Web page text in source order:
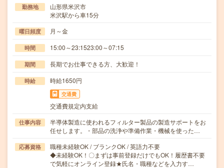
勤務地
山形県米沢市
米沢駅から車15分
曜日頻度 月～金
時間 15:00～23:1523:00～07:15
期間 長期でお仕事できる方、大歓迎！
時給 時給1650円
交通費
交通費規定内支給
仕事内容
半導体製造に使われるフィルター製品の製造サポートをお
任せします。・部品の洗浄や準備作業・機械を使った…
応募資格
職種未経験OK / ブランクOK / 英語力不要
◆未経験OK！〇まずは事前登録だけでもOK！履歴書不要
で気軽にオンライン登録★氏名・職種などを入力す…